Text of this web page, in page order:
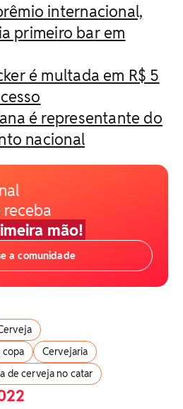
internacional,
primeiro bar em
é multada em R$ 5
é representante do
nacional
mão!
a comunidade
copa
Cervejaria
de cerveja no catar